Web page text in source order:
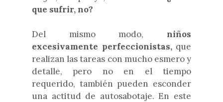
que sufrir, no?
Del mismo modo, niños
excesivamente perfeccionistas,que
realizan las tareas con mucho esmero y
detalle, pero no en el tiempo
requerido, también pueden esconder
una actitud de autosabotaje. En este